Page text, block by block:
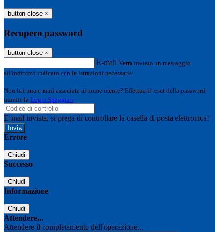
button close ×
Recupero password
button close ×
E-mail Verrà inviato un messaggio
all'indirizzo indicato con le istruzioni necessarie.
Non hai una e-mail associata al nome utente? Effettua il reset della password
tramite la Login Spaggiari
E-mail inviata, si prega di controllare la casella di posta elettronica!
Errore
Chiudi
Successo
Chiudi
Informazione
Chiudi
Attendere...
Attendere il completamento dell'operazione...